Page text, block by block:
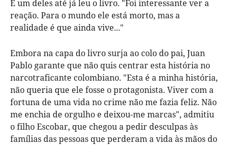
E um deles até já leu o livro. "Foi interessante ver a
reação. Para o mundo ele está morto, mas a
realidade é que ainda vive..."
Embora na capa do livro surja ao colo do pai, Juan
Pablo garante que não quis centrar esta história no
narcotraficante colombiano. "Esta é a minha história,
não queria que ele fosse o protagonista. Viver com a
fortuna de uma vida no crime não me fazia feliz. Não
me enchia de orgulho e deixou-me marcas", admitiu
o filho Escobar, que chegou a pedir desculpas às
famílias das pessoas que perderam a vida às mãos do